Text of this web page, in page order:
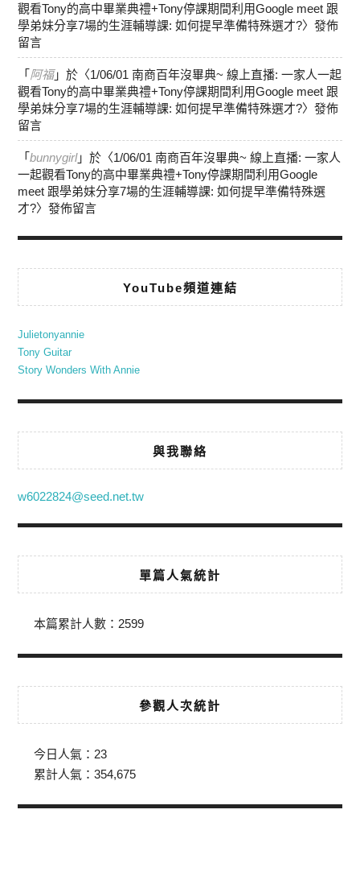
觀看Tony的高中畢業典禮+Tony停課期間利用Google meet 跟
學弟妹分享7場的生涯輔導課: 如何提早準備特殊選才?〉發佈
留言
「 阿福」於〈1/06/01 南商百年沒畢典~ 線上直播: 一家人一起
觀看Tony的高中畢業典禮+Tony停課期間利用Google meet 跟
學弟妹分享7場的生涯輔導課: 如何提早準備特殊選才?〉發佈
留言
「bunnygirl」於〈1/06/01 南商百年沒畢典~ 線上直播: 一家人
一起觀看Tony的高中畢業典禮+Tony停課期間利用Google
meet 跟學弟妹分享7場的生涯輔導課: 如何提早準備特殊選
才?〉發佈留言
YouTube頻道連結
Julietonyannie
Tony Guitar
Story Wonders With Annie
與我聯絡
w6022824@seed.net.tw
單篇人氣統計
本篇累計人數： 2599
參觀人次統計
今日人氣： 23
累計人氣：354,675